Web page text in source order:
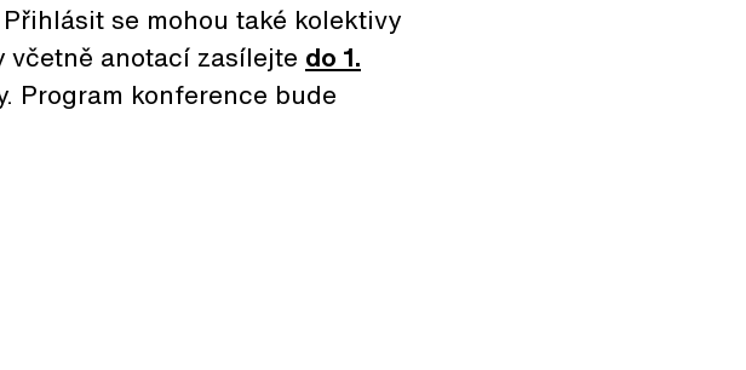
se mohou také kolektivy
včetně anotací zasílejte do 1.
Program konference bude